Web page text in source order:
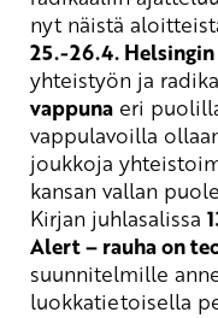
nyt näistä
25.-26.4.
yhteistyön ja
vappuna eri
vappulavoilla
joukkoja
kansan vallan
Kirjan juhlasalissa
Alert – rauha on
suunnitelmille
luokkatietoisella